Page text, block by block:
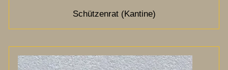
Schützenrat (Kantine)